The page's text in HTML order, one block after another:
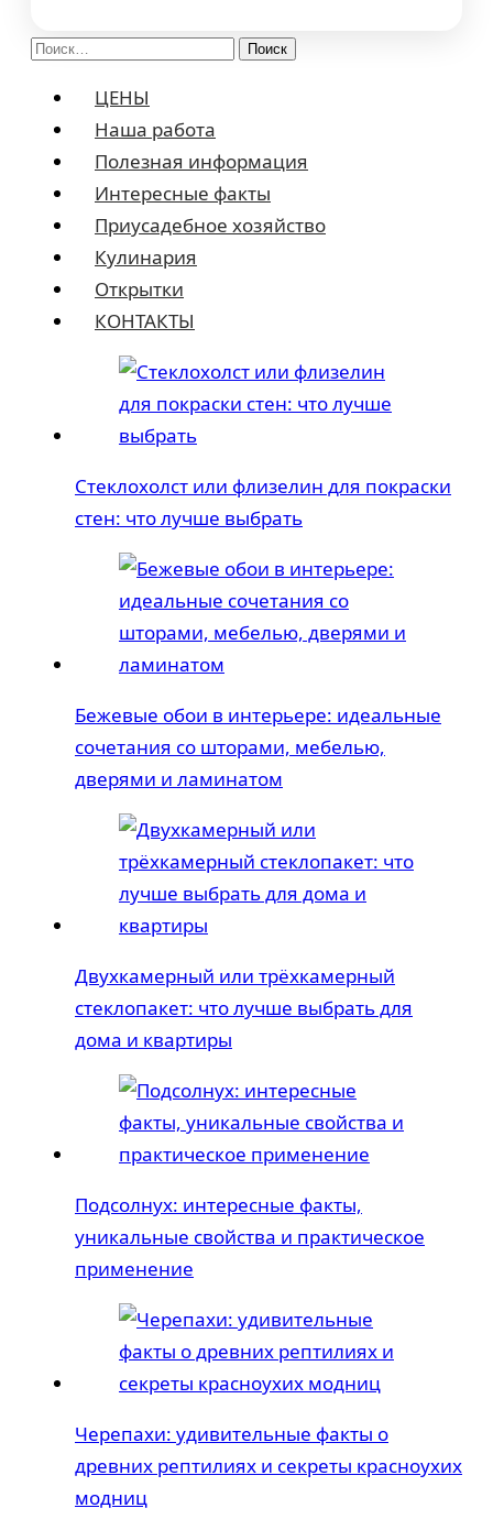
Найти:
ЦЕНЫ
Наша работа
Полезная информация
Интересные факты
Приусадебное хозяйство
Кулинария
Открытки
КОНТАКТЫ
Стеклохолст или флизелин для покраски
стен: что лучше выбрать
Бежевые обои в интерьере: идеальные
сочетания со шторами, мебелью,
дверями и ламинатом
Двухкамерный или трёхкамерный
стеклопакет: что лучше выбрать для
дома и квартиры
Подсолнух: интересные факты,
уникальные свойства и практическое
применение
Черепахи: удивительные факты о
древних рептилиях и секреты красноухих
модниц